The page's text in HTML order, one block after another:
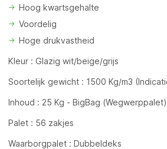
Hoog kwartsgehalte
Voordelig
Hoge drukvastheid
Kleur : Glazig wit/beige/grijs
Soortelijk gewicht : 1500 Kg/m3
Inhoud : 25 Kg - BigBag
Palet : 56 zakjes
Waarborgpalet : Dubbeldeks